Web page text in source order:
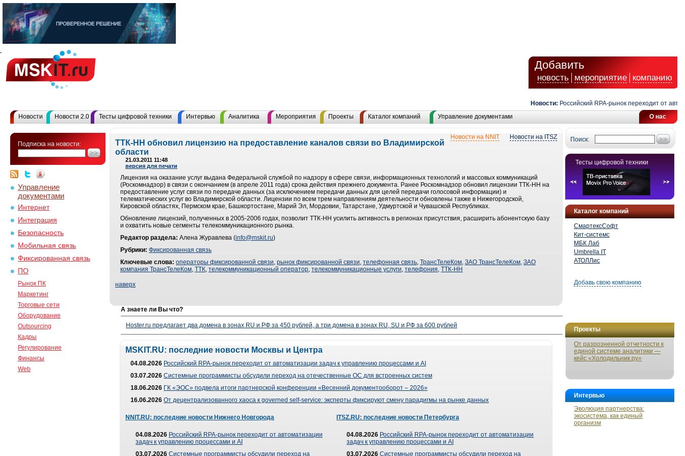
Добавить
новость мероприятие компанию
Новости: Российский RPA-рынок переходит от
О нас
Новости Новости 2.0 Тесты цифровой техники Интервью Аналитика Мероприятия Проекты Каталог компаний Управление документами
Подписка на новости:
Управление
документами
Интернет
Интеграция
Безопасность
Мобильная связь
Фиксированная связь
ПО
Рынок ПК
Маркетинг
Торговые сети
Оборудование
Outsourcing
Кадры
Регулирование
Финансы
Web
Поиск:
Тесты цифровой техники
Каталог компаний
СмартексСофт
Кит-системс
МБК Лаб
Umbrella IT
АТОЛЛис
Добавь свою компанию
Проекты
От разрозненной отчетности к
единой системе аналитики —
кейс «Холодильник.ру»
Интервью
Эволюция партнерства:
экосистема, как единый
организм
Новости на ITSZ
Новости на NNIT
ТТК-НН обновил лицензию на предоставление каналов связи во Владимирской
области
21.03.2011 11:48
версия для печати
Лицензия на оказание услуг выдана Федеральной службой по надзору в сфере связи, информационных технологий и массовых коммуникаций
(Роскомнадзор) в связи с окончанием (в апреле 2011 года) срока действия прежнего документа. Ранее Роскомнадзор обновил лицензии ТТК-НН на
предоставление услуг связи по передаче данных (за исключением передачи данных для целей передачи голосовой информации) и
телематических услуг во Владимирской области. Лицензии по всем трем направлениям деятельности обновлены также в Нижегородской,
Кировской областях, Пермском крае, Башкортостане, Марий Эл, Мордовии, Татарстане, Удмуртской и Чувашской Республиках.
Обновление лицензий, полученных в 2005-2006 годах, позволит ТТК-НН усилить активность в регионах присутствия, расширить абонентскую базу
и охватить новые сегменты телекоммуникационного рынка.
Редактор раздела: Алена Журавлева (info@mskit.ru)
Рубрики: Фиксированная связь
Ключевые слова: операторы фиксированной связи, рынок фиксированной связи, телефонная связь, ТрансТелеКом, ЗАО ТрансТелеКом, ЗАО
компания ТрансТелеКом, ТТК, телекоммуникационный оператор, телекоммуникационные услуги, телефония, ТТК-НН
наверх
А знаете ли Вы что?
Hoster.ru предлагает два домена в зонах RU и РФ за 450 рублей, а три домена в зонах RU, SU и РФ за 600 рублей
MSKIT.RU: последние новости Москвы и Центра
04.08.2026 Российский RPA-рынок переходит от автоматизации задач к управлению процессами и AI
03.07.2026 Системные программисты обсудили переход на отечественные ОС для встроенных систем
18.06.2026 ГК «ЭОС» подвела итоги партнерской конференции «Весенний документооборот – 2026»
16.06.2026 От децентрализованного хаоса к governed self-service: эксперты фиксируют смену парадигмы на рынке данных
NNIT.RU: последние новости Нижнего Новгорода
04.08.2026 Российский RPA-рынок переходит от автоматизации
задач к управлению процессами и AI
03.07.2026 Системные программисты обсудили переход на
ITSZ.RU: последние новости Петербурга
04.08.2026 Российский RPA-рынок переходит от автоматизации
задач к управлению процессами и AI
03.07.2026 Системные программисты обсудили переход на